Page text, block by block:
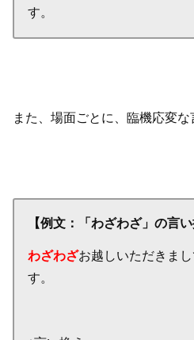
す。
また、場面ごとに、臨機応変な
【例文：「わざわざ」の言い
わざわざお越しいただきま
す。